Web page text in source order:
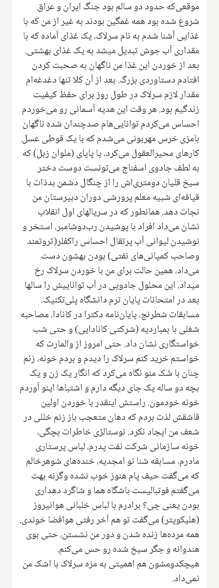
موقعی‌که حدود دو سالم بود جنگ ایران و عراق
شروع شده بود همه غمگین بودند به غیر از من که با
غذایی آشنا شدم به نام سرلاک، یک غذای آماده که با
مقداری آب جوش تبدیل میشد به یک غذای بهشتی.
بعد از خوردن این غذا من ناگهان به صحبت کردن
افتادم دستاوردی بزرگ. بعد از آن کلا تنها دغدغه‌ام
مقدار لازم سرلاک در طول روز برای حفظ کیفیت
زندگیم بود. هر وقت این هدیه آسمانی رو می‌خوردم
احساس می‌کردم توانایی‌هام صدچندان شده ناگهان
بامزی خرس مهربونی می‌شدم که با یک قوطی عسل
کارهای محیرالعقول می‌کرد، یا پاپای (ملوان زبل) که
به لطف جادوی اسفناج می‌تونست دوست دختر
سیخ قلیان دومتری‌اش را از چنگال دشمن بدذات با
قیافه‌ای شبیه معلم پرورشی دوران دبیرستان من
نجات دهد. همانطور که در سریالهای اول انقلاب
نشان می‌داد افراد با پوشیدن رب‌دوشامبر، استخر و
نوشیدن لیوانی آب پرتقال احساس راکفلر(ثروتمند
وصاحب کمپانی‌های نفتی‌) بودن بهشون دست
می‌داد، همین حالت برای من با خوردن سرلاک رخ
میداد. این محلول جادویی در آب تواناییش را سالها
بعد در امتحانات پایان ترم دانشگاه پلی‌تکنیک،
مسابقات شطرنج، پایان‌نامه دکترا در کانادا، مصاحبه
شغلی با بمباردیه (شرکتی کانادایی) و حتی شب
خواستگاری نشان داد.‌ حتی امروز از والمارت که
خواستم خرید کنم سرلاک را دیدم و بردم خونه، زنم
چنان با شَک منو نگاه می‌کرد که انگار یک زن و یک
بچه دو ساله یک جای دیگه دارم و اشتباها اینو آوردم
خونه خودمون. راستش اینقدر با خوردن اولین
قاشقش لذت بردم که دهان متعجب باز زنم خللی در
شعف من ایجاد نکرد. نوستالژی خاطرات بچگی،
خونه سازمانی شرکت نفت پدرم، لباس پرستاری
مادرم، مسابقه شنا تو امجدیه، خنده‌های شوهرخالم
که می‌گفت حیف پام هنوز خوب نشده وگرنه بهت
می‌گفتم فوتبالیست باشگاه هما و شاگرد دهداری
بودن یعنی چی؟ برادرم با لباس خلبانی هوانیروز
(هلیکوپتر) می‌گفت تو هم آخر رفتی هوافضا خوندی.
همه مرده‌ها زنده شدن و دور من نشستن، حتی بوی
هندوانه و جگر سیخ شده رو حس می‌کنم.
هیچکدومشون هم اهمیتی به مزه سرلاک با اشک من
نمی‌داد.